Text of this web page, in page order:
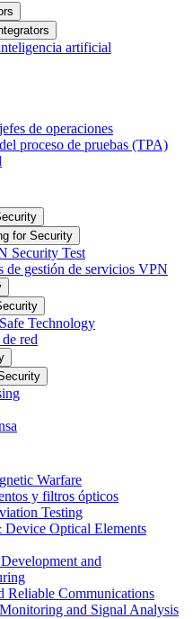
artificial
de operaciones
proceso de pruebas (TPA)
for Security
Security Test
de gestión de servicios VPN
Technology
red
Warfare
y filtros ópticos
Testing
Device Optical Elements
and
Reliable Communications
and Signal Analysis